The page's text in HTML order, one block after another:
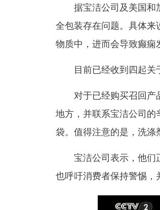
据宝洁公司及美国和加
全包装存在问题。具体来
物质中，进而会导致癫痫
目前已经收到四起关于
对于已经购买召回产品
地方，并联系宝洁公司的
袋。值得注意的是，洗涤
宝洁公司表示，他们正
也呼吁消费者保持警惕，